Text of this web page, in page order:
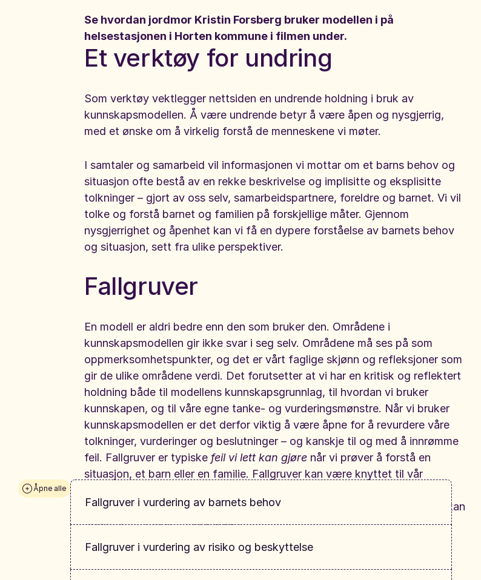
Se hvordan jordmor Kristin Forsberg bruker modellen i på
helsestasjonen i Horten kommune i filmen under.
Helsestasjonen / Jordmor / Foreldre / Samarbeid
Jordmor om arbeidet med
modellen på helsestasjon
Et verktøy for undring
Som verktøy vektlegger nettsiden en undrende holdning i bruk av
kunnskapsmodellen. Å være undrende betyr å være åpen og nysgjerrig,
med et ønske om å virkelig forstå de menneskene vi møter.
I samtaler og samarbeid vil informasjonen vi mottar om et barns behov og
situasjon ofte bestå av en rekke beskrivelse og implisitte og eksplisitte
tolkninger – gjort av oss selv, samarbeidspartnere, foreldre og barnet. Vi vil
tolke og forstå barnet og familien på forskjellige måter. Gjennom
nysgjerrighet og åpenhet kan vi få en dypere forståelse av barnets behov
og situasjon, sett fra ulike perspektiver.
Fallgruver
En modell er aldri bedre enn den som bruker den. Områdene i
kunnskapsmodellen gir ikke svar i seg selv. Områdene må ses på som
oppmerksomhetspunkter, og det er vårt faglige skjønn og refleksjoner som
gir de ulike områdene verdi. Det forutsetter at vi har en kritisk og reflektert
holdning både til modellens kunnskapsgrunnlag, til hvordan vi bruker
kunnskapen, og til våre egne tanke- og vurderingsmønstre. Når vi bruker
kunnskapsmodellen er det derfor viktig å være åpne for å revurdere våre
tolkninger, vurderinger og beslutninger – og kanskje til og med å innrømme
feil. Fallgruver er typiske feil vi lett kan gjørenår vi prøver å forstå en
situasjon, et barn eller en familie. Fallgruver kan være knyttet til vår
knyttet til våre egne tanker og følelser. Bevisstheten om ulike fallgruver kan
støtte våre kritiske refleksjoner.
Åpne alle
Fallgruver i vurdering av barnets behov
Når vi legger stor vekt på barnets behov, kan det virke som om barnet
Fallgruver i vurdering av risiko og beskyttelse